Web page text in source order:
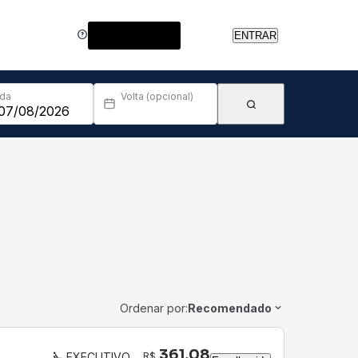
ENTRAR
Volta (opcional)
Ordenar por:Recomendado
R$ 361,08